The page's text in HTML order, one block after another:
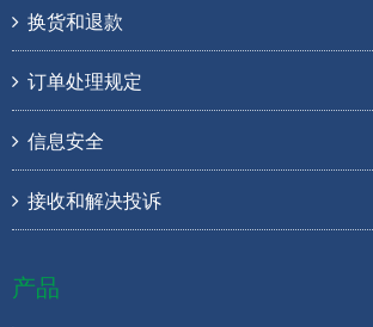
换货和退款
订单处理规定
信息安全
接收和解决投诉
产品